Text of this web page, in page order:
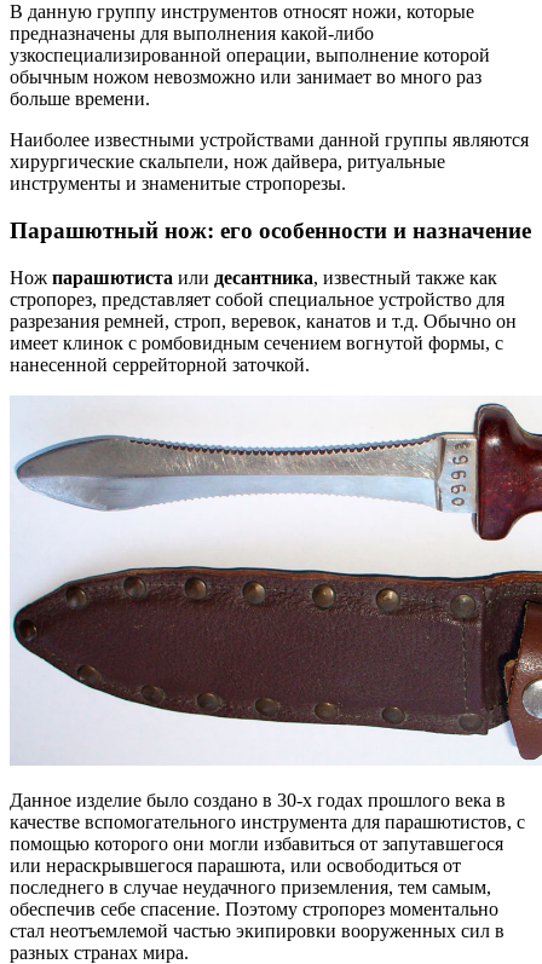
В данную группу инструментов относят ножи, которые
предназначены для выполнения какой-либо
узкоспециализированной операции, выполнение которой
обычным ножом невозможно или занимает во много раз
больше времени.
Наиболее известными устройствами данной группы являются
хирургические скальпели, нож дайвера, ритуальные
инструменты и знаменитые стропорезы.
Парашютный нож: его особенности и назначение
Нож парашютиста или десантника, известный также как
стропорез, представляет собой специальное устройство для
разрезания ремней, строп, веревок, канатов и т.д. Обычно он
имеет клинок с ромбовидным сечением вогнутой формы, с
нанесенной серрейторной заточкой.
Данное изделие было создано в 30-х годах прошлого века в
качестве вспомогательного инструмента для парашютистов, с
помощью которого они могли избавиться от запутавшегося
или нераскрывшегося парашюта, или освободиться от
последнего в случае неудачного приземления, тем самым,
обеспечив себе спасение. Поэтому стропорез моментально
стал неотъемлемой частью экипировки вооруженных сил в
разных странах мира.